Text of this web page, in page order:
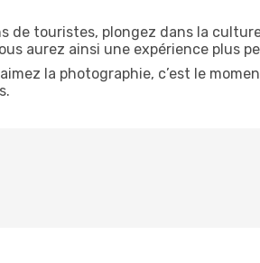
de touristes, plongez dans la
aurez ainsi une expérience plus
la photographie, c’est le